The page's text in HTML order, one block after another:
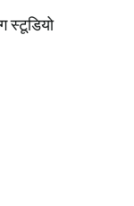
स्टूडियो